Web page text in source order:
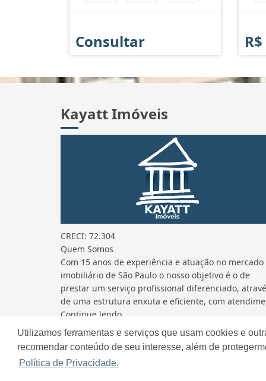
Utilizamos ferramentas e serviços que usam cookies e
recomendar conteúdo de seu interesse, além de
Política de Privacidade.
Consultar
Kayatt Imóveis
CRECI: 72.304
Quem Somos
Com 15 anos de experiência e atuação no mercado
imobiliário de São Paulo o nosso objetivo é o de
prestar um serviço profissional diferenciado,
de uma estrutura enxuta e eficiente, com
Continue lendo...
Site desenvolvido por